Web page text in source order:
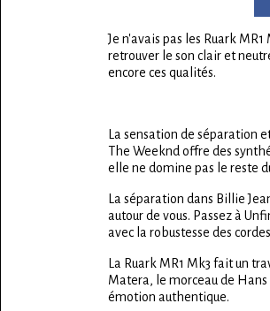
Je n'avais pas les Ruark
retrouver le son clair et
encore ces qualités.
La sensation de séparation
The Weeknd offre des
elle ne domine pas le reste
La séparation dans Billie
autour de vous. Passez à
avec la robustesse des
La Ruark MR1 Mk3 fait un
Matera, le morceau de
émotion authentique.